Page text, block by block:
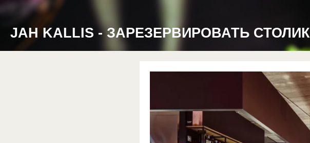
JAH KALLIS - ЗАРЕЗЕРВИРОВАТЬ СТОЛИК